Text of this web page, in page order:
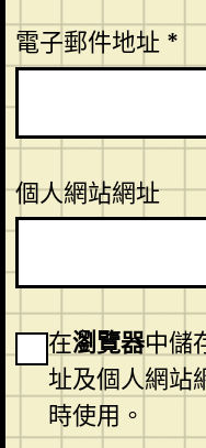
電子郵件地址 *
個人網站網址
在瀏覽器中儲
址及個人網站
時使用。